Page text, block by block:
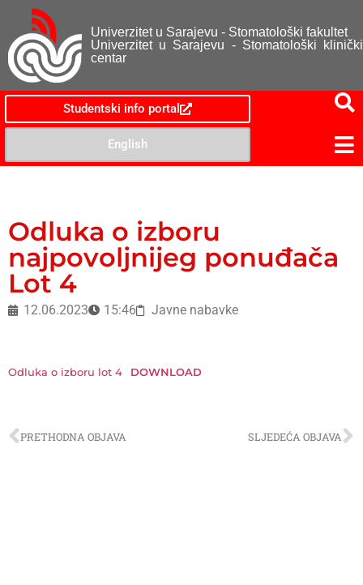
Univerzitet u Sarajevu - Stomatološki fakultet
Univerzitet u Sarajevu - Stomatološki klinički
centar
Studentski info portal
English
Odluka o izboru
najpovoljnijeg ponuđača
Lot 4
12.06.2023 15:46 Javne nabavke
Odluka o izboru lot 4 DOWNLOAD
PRETHODNA OBJAVA SLJEDEĆA OBJAVA